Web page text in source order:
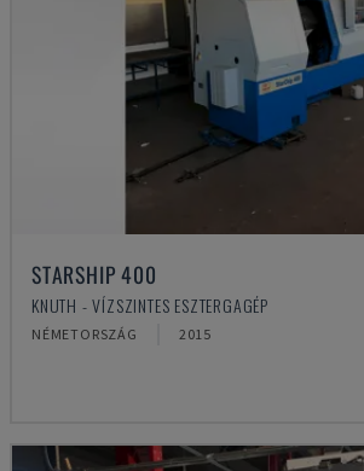
STARSHIP 400
KNUTH - VÍZSZINTES ESZTERGAGÉP
NÉMETORSZÁG 2015